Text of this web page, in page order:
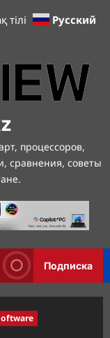
процессоров,
сравнения, советы
Подписка
тілі Русский